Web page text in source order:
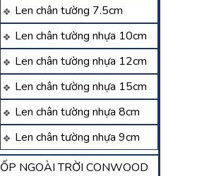
Len chân tường 7.5cm
Len chân tường nhựa 10cm
Len chân tường nhựa 12cm
Len chân tường nhựa 15cm
Len chân tường nhựa 8cm
Len chân tường nhựa 9cm
ỐP NGOÀI TRỜI CONWOOD